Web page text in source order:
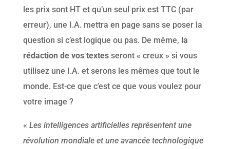
les prix sont HT et qu’un seul prix est TTC (par
erreur), une I.A. mettra en page sans se poser la
question si c’est logique ou pas. De même, la
rédaction de vos textesseront « creux » si vous
utilisez une I.A. et serons les mêmes que tout le
monde. Est-ce que c’est ce que vous voulez pour
votre image ?
« Les intelligences artificielles représentent une
révolution mondiale et une avancée technologique